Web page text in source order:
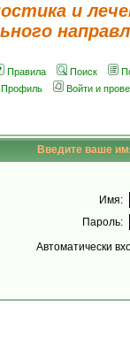
и
Правила Поиск
Профиль
Войти и
Введите ваше
Имя:
Пароль:
Автоматически